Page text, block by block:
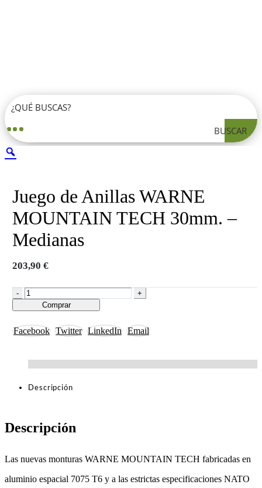
BUSCAR
Juego de Anillas WARNE
MOUNTAIN TECH 30mm. –
Medianas
203,90 €
-
+
Comprar
Facebook Twitter LinkedIn Email
Descripción
Descripción
Las nuevas monturas WARNE MOUNTAIN TECH fabricadas en
aluminio espacial 7075 T6 y a las estrictas especificaciones NATO